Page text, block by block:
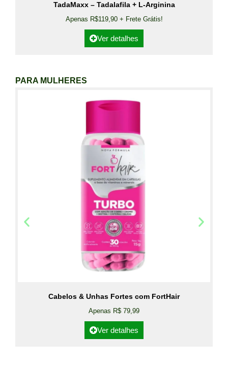
TadaMaxx – Tadalafila + L-Arginina
Apenas R$119,90 + Frete Grátis!
Ver detalhes
PARA MULHERES
Cabelos & Unhas Fortes com FortHair
Apenas R$ 79,99
Ver detalhes